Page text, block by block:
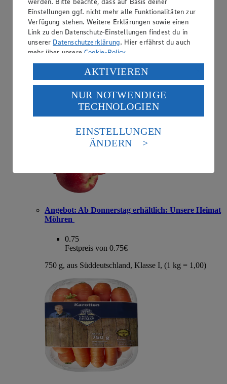
Angebot:Bio Pink Lady
Festpreis von 2.99€
aus Chile, Klasse I, 550 g, (1 kg = 5,44)
Angebot: Ab Donnerstag erhältlich: Unsere Heimat
Möhren
0.75
Festpreis von 0.75€
750 g, aus Süddeutschland, Klasse I, (1 kg = 1,00)
Einstellungen ggf. nicht mehr alle Funktionalitäten zur
Verfügung stehen. Weitere Erklärungen sowie einen
Link zu den Datenschutz-Einstellungen findest du in
unserer Datenschutzerklärung. Hier erfährst du auch
mehr über unsereCookie-Policy.
Verarbeitung deiner personenbezogenen Daten in den
USA durch Facebook und YouTube:
Wenn du auf „Aktivieren“ klickst, willigst du im Sinne
des Art. 49 Abs. 1 Satz 1 lit. a) DSGVO ein, dass deine
Daten in den USA verarbeitet werden. Der EuGH sieht
die USA als Land mit einem nach europäischen
Standards nicht angemessenen Datenschutzniveau an.
Es besteht das Risiko eines Zugriffs durch US-
Informationen zum Herausgeber der Seite findest du
Impressum
AKTIVIEREN
NUR NOTWENDIGE
TECHNOLOGIEN
EINSTELLUNGEN
ÄNDERN